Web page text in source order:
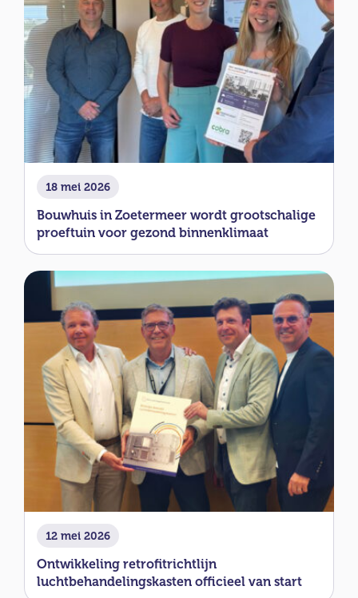
18 mei 2026
Bouwhuis in Zoetermeer wordt grootschalige
proeftuin voor gezond binnenklimaat
12 mei 2026
Ontwikkeling retrofitrichtlijn
luchtbehandelingskasten officieel van start